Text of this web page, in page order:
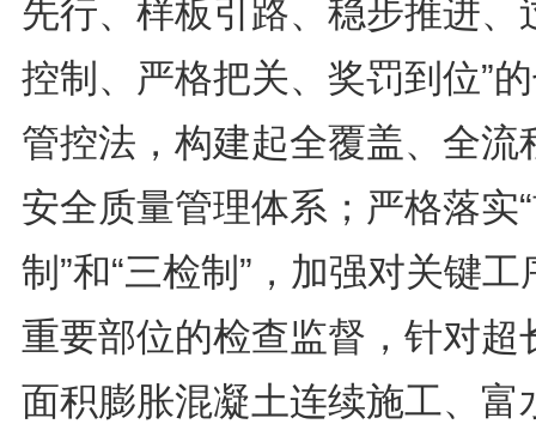
先行、样板引路、稳步推进、
控制、严格把关、奖罚到位”
管控法，构建起全覆盖、全流
安全质量管理体系；严格落实
制”和“三检制”，加强对关键工
重要部位的检查监督，针对超
面积膨胀混凝土连续施工、富